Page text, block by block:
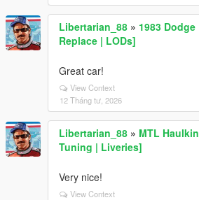
Libertarian_88 » 1983
Replace | LODs]
Great car!
View Context
12 Tháng tư, 2026
Libertarian_88 » MTL
Tuning | Liveries]
Very nice!
View Context